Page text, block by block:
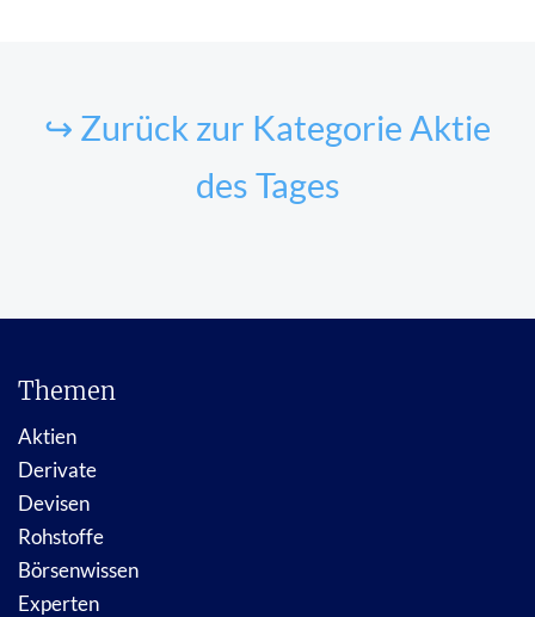
↪ Zurück zur Kategorie Aktie
des Tages
Themen
Aktien
Derivate
Devisen
Rohstoffe
Börsenwissen
Experten